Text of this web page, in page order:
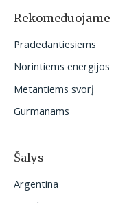
o
:
Rekomeduojame
Pradedantiesiems
Norintiems energijos
Metantiems svorį
Gurmanams
Šalys
Argentina